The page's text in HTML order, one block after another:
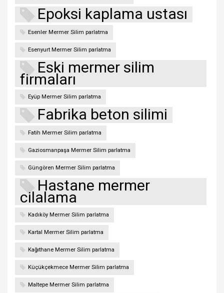
Epoksi kaplama ustası
Esenler Mermer Silim parlatma
Esenyurt Mermer Silim parlatma
Eski mermer silim
firmaları
Eyüp Mermer Silim parlatma
Fabrika beton silimi
Fatih Mermer Silim parlatma
Gaziosmanpaşa Mermer Silim parlatma
Güngören Mermer Silim parlatma
Hastane mermer
cilalama
Kadıköy Mermer Silim parlatma
Kartal Mermer Silim parlatma
Kağıthane Mermer Silim parlatma
Küçükçekmece Mermer Silim parlatma
Maltepe Mermer Silim parlatma